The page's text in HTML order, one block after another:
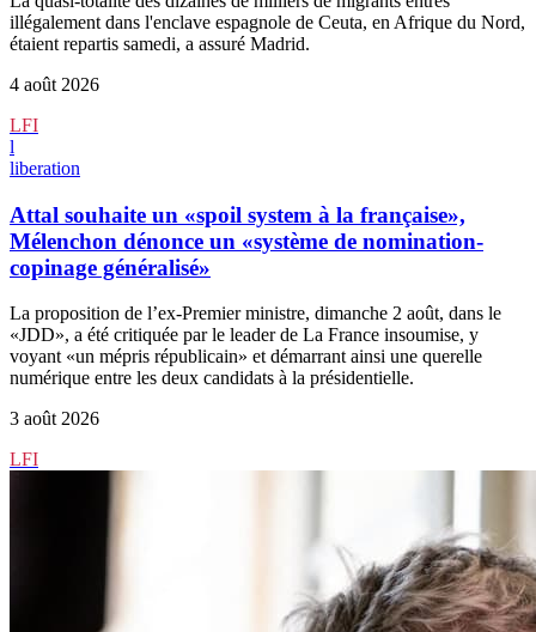
illégalement dans l'enclave espagnole de Ceuta, en Afrique du Nord,
étaient repartis samedi, a assuré Madrid.
4 août 2026
LFI
l
liberation
Attal souhaite un «spoil system à la française»,
Mélenchon dénonce un «système de nomination-
copinage généralisé»
La proposition de l’ex-Premier ministre, dimanche 2 août, dans le
«JDD», a été critiquée par le leader de La France insoumise, y
voyant «un mépris républicain» et démarrant ainsi une querelle
numérique entre les deux candidats à la présidentielle.
3 août 2026
LFI